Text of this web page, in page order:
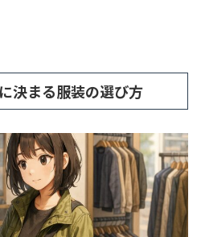
決まる服装の選び方